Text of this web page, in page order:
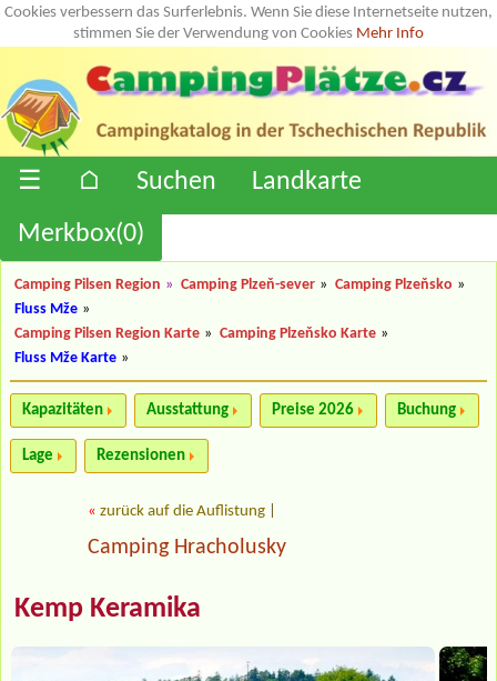
Cookies verbessern das Surferlebnis. Wenn Sie diese Internetseite nutzen,
stimmen Sie der Verwendung von Cookies Mehr Info
☰ ⌂ Suchen
Landkarte
Merkbox(0)
Camping Pilsen Region » Camping Plzeň-sever » Camping Plzeňsko »
Fluss Mže »
Camping Pilsen Region Karte » Camping Plzeňsko Karte »
Fluss Mže Karte »
Kapazitäten Ausstattung Preise 2026 Buchung
Lage Rezensionen
« zurück auf die Auflistung
Camping Hracholusky
Kemp Keramika